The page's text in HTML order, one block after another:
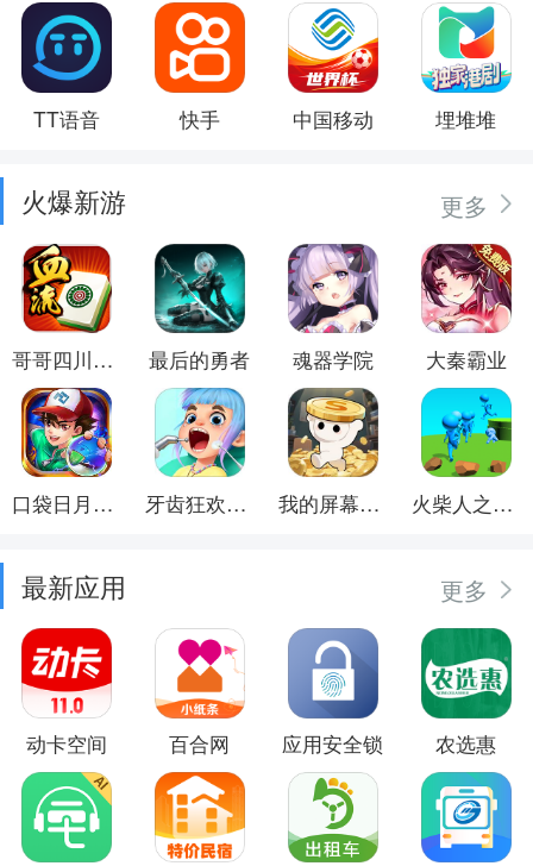
TT语音 快手 中国移动 埋堆堆
火爆新游 更多
哥哥四川麻将 最后的勇者 魂器学院 大秦霸业
口袋日月游戏软件 牙齿狂欢派对 我的屏幕在喷钱 火柴人之觉醒年代
最新应用 更多
动卡空间 百合网 应用安全锁 农选惠